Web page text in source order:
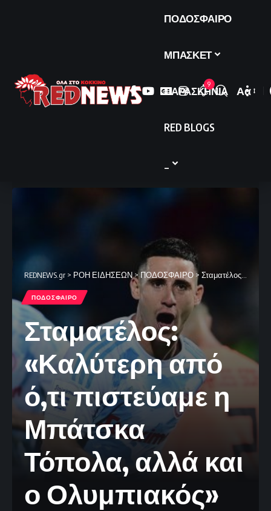
ΠΟΔΟΣΦΑΙΡΟ
ΜΠΑΣΚΕΤ
ΠΑΡΑΣΚΗΝΙΑ
RED BLOGS
9
Font
Αα
REDNEWS.gr > ΡΟΗ ΕΙΔΗΣΕΩΝ>ΠΟΔΟΣΦΑΙΡΟ > Σταματέλος: «Καλύτερη από ό,τι πιστεύαμε η Μπάτσκα Τόπολα, αλλά και ο Ολυμπιακός»
ΠΟΔΟΣΦΑΙΡΟ
Σταματέλος:
«Καλύτερη από
ό,τι πιστεύαμε η
Μπάτσκα
Τόπολα, αλλά και
ο Ολυμπιακός»